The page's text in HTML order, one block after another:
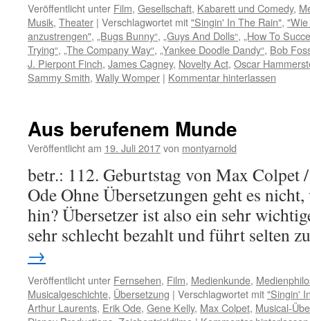
Veröffentlicht unter Film, Gesellschaft, Kabarett und Comedy,
Musik, Theater | Verschlagwortet mit"Singin' In The Rain",
anzustrengen", „Bugs Bunny“, „Guys And Dolls“, „How To
Trying“, „The Company Way“, „Yankee Doodle Dandy“, Bob
J. Pierpont Finch, James Cagney, Novelty Act, Oscar
Sammy Smith, Wally Womper | Kommentar hinterlassen
Aus berufenem Munde
Veröffentlicht am 19. Juli 2017von montyarnold
betr.: 112. Geburtstag von Max Colpet
Ode Ohne Übersetzungen geht es
hin? Übersetzer ist also ein sehr
sehr schlecht bezahlt und führt selten
→
Veröffentlicht unter Fernsehen, Film, Medienkunde,
Musicalgeschichte, Übersetzung | Verschlagwortet mit"Singin'
Arthur Laurents, Erik Ode, Gene Kelly, Max Colpet, Musical-